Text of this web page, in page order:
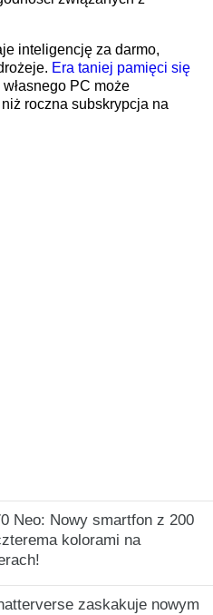
Neo: Nowy smartfon z 200
kolorami na
zaskakuje nowym